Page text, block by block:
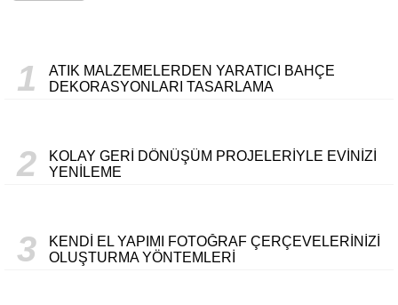
1
ATIK MALZEMELERDEN YARATICI BAHÇE
DEKORASYONLARI TASARLAMA
2
KOLAY GERI DÖNÜŞÜM PROJELERIYLE EVINIZI
YENILEME
3
KENDI EL YAPIMI FOTOĞRAF ÇERÇEVELERINIZI
OLUŞTURMA YÖNTEMLERI